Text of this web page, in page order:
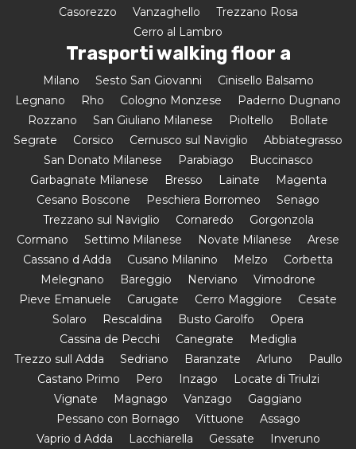
Casorezzo
Vanzaghello
Trezzano Rosa
Cerro al Lambro
Trasporti walking floor a
Milano Sesto San Giovanni
Cinisello Balsamo
Legnano
Rho Cologno Monzese
Paderno Dugnano
Rozzano
San Giuliano Milanese Pioltello
Bollate
Segrate
Corsico Cernusco sul Naviglio
Abbiategrasso
San Donato Milanese
Parabiago
Buccinasco
Garbagnate Milanese
Bresso Lainate
Magenta
Cesano Boscone
Peschiera Borromeo
Senago
Trezzano sul Naviglio
Cornaredo
Gorgonzola
Cormano
Settimo Milanese Novate Milanese
Arese
Cassano d Adda
Cusano Milanino Melzo
Corbetta
Melegnano
Bareggio Nerviano
Vimodrone
Pieve Emanuele
Carugate Cerro Maggiore
Cesate
Solaro
Rescaldina Busto Garolfo
Opera
Cassina de Pecchi
Canegrate
Mediglia
Trezzo sull Adda
Sedriano Baranzate Arluno
Paullo
Castano Primo
Pero Inzago
Locate di Triulzi
Vignate
Magnago Vanzago
Gaggiano
Pessano con Bornago
Vittuone
Assago
Vaprio d Adda
Lacchiarella Gessate Inveruno